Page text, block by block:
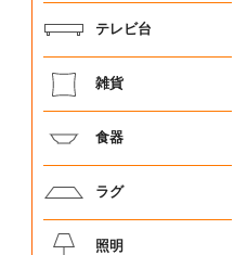
テレビ台
雑貨
食器
ラグ
照明